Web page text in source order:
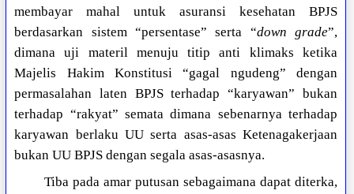
membayar mahal untuk asuransi kesehatan BPJS
berdasarkan sistem “persentase” serta “down grade”,
dimana uji materil menuju titip anti klimaks ketika
Majelis Hakim Konstitusi “gagal ngudeng” dengan
permasalahan laten BPJS terhadap “karyawan” bukan
terhadap “rakyat” semata dimana sebenarnya terhadap
karyawan berlaku UU serta asas-asas Ketenagakerjaan
bukan UU BPJS dengan segala asas-asasnya.
Tiba pada amar putusan sebagaimana dapat diterka,